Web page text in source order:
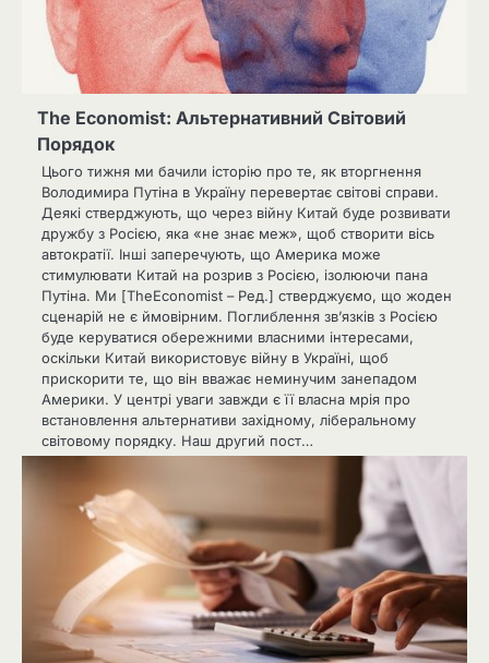
The Economist: Альтернативний Світовий
Порядок
Цього тижня ми бачили історію про те, як вторгнення
Володимира Путіна в Україну перевертає світові справи.
Деякі стверджують, що через війну Китай буде розвивати
дружбу з Росією, яка «не знає меж», щоб створити вісь
автократії. Інші заперечують, що Америка може
стимулювати Китай на розрив з Росією, ізолюючи пана
Путіна. Ми [TheEconomist – Ред.] стверджуємо, що жоден
сценарій не є ймовірним. Поглиблення зв’язків з Росією
буде керуватися обережними власними інтересами,
оскільки Китай використовує війну в Україні, щоб
прискорити те, що він вважає неминучим занепадом
Америки. У центрі уваги завжди є її власна мрія про
встановлення альтернативи західному, ліберальному
світовому порядку. Наш другий пост…